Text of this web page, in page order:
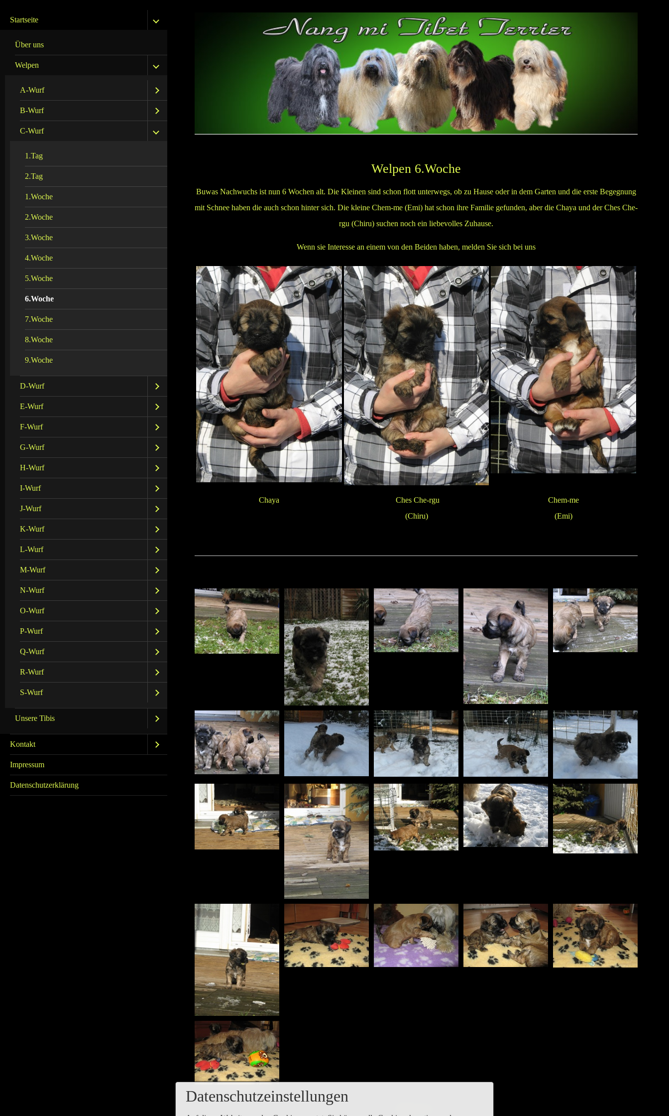
Startseite
Über uns
Welpen
A-Wurf
B-Wurf
C-Wurf
1.Tag
2.Tag
1.Woche
2.Woche
3.Woche
4.Woche
5.Woche
6.Woche
7.Woche
8.Woche
9.Woche
D-Wurf
E-Wurf
F-Wurf
G-Wurf
H-Wurf
I-Wurf
J-Wurf
K-Wurf
L-Wurf
M-Wurf
N-Wurf
O-Wurf
P-Wurf
Q-Wurf
R-Wurf
S-Wurf
Unsere Tibis
Kontakt
Impressum
Datenschutzerklärung
Welpen 6.Woche
Buwas Nachwuchs ist nun 6 Wochen alt. Die Kleinen sind schon flott unterwegs, ob zu Hause oder in dem Garten und die erste Begegnung
mit Schnee haben die auch schon hinter sich. Die kleine Chem-me (Emi) hat schon ihre Familie gefunden, aber die Chaya und der Ches Che-
rgu (Chiru) suchen noch ein liebevolles Zuhause.
Wenn sie Interesse an einem von den Beiden haben, melden Sie sich bei uns
Chaya
Ches Che-rgu
(Chiru)
Chem-me
(Emi)
Datenschutzeinstellungen